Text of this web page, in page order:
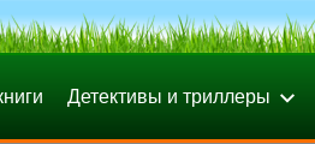
Детективы и триллеры